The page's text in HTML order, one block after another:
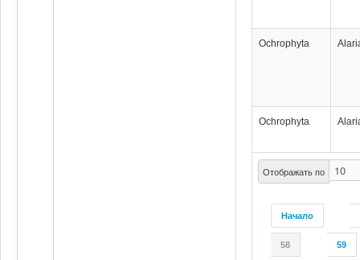
Отображать по
Начало
58 59
Ochrophyta
Ochrophyta